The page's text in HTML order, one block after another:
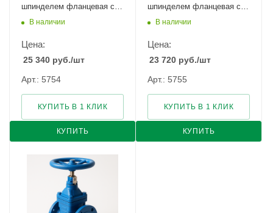
шпинделем фланцевая с
указателем положения
В наличии
Цена:
25 340 руб./шт
Арт.: 5754
КУПИТЬ
КУПИТЬ В 1 КЛИК
шпинделем фланцевая с
указателем положения
В наличии
Цена:
23 720 руб./шт
Арт.: 5755
КУПИТЬ
КУПИТЬ В 1 КЛИК